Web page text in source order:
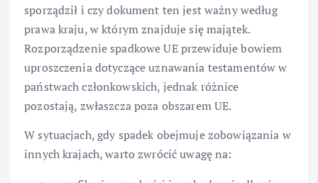
sporządził i czy dokument ten jest ważny według
prawa kraju, w którym znajduje się majątek.
Rozporządzenie spadkowe UE przewiduje bowiem
uproszczenia dotyczące uznawania testamentów w
państwach członkowskich, jednak różnice
pozostają, zwłaszcza poza obszarem UE.
W sytuacjach, gdy spadek obejmuje zobowiązania w
innych krajach, warto zwrócić uwagę na: